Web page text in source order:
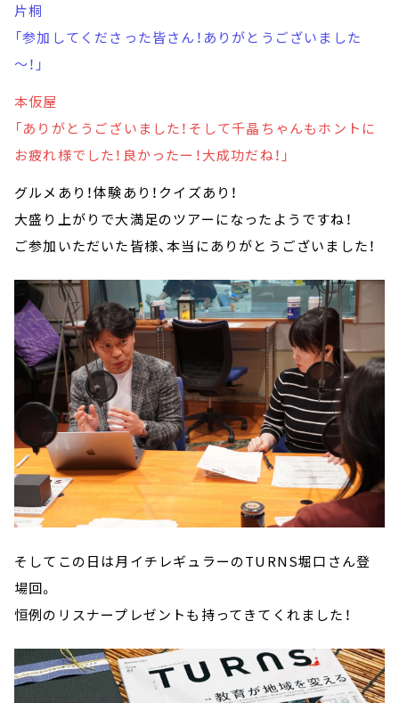
片桐
「参加してくださった皆さん！ありがとうございました
～！」
本仮屋
「ありがとうございました！そして千晶ちゃんもホントに
お疲れ様でした！良かったー！大成功だね！」
グルメあり！体験あり！クイズあり！
大盛り上がりで大満足のツアーになったようですね！
ご参加いただいた皆様、本当にありがとうございました！
そしてこの日は月イチレギュラーのTURNS堀口さん登
場回。
恒例のリスナープレゼントも持ってきてくれました！